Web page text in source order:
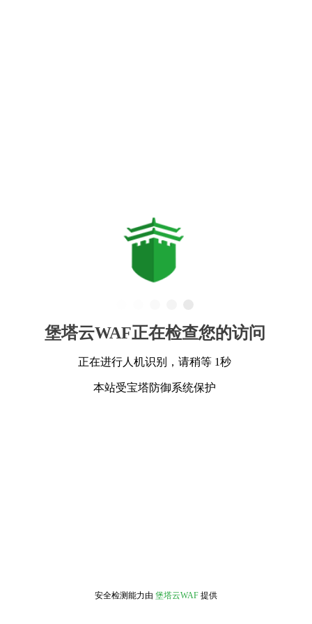
堡塔云WAF正在检查您的访问
正在进行人机识别，请稍等 1秒
本站受宝塔防御系统保护
安全检测能力由 堡塔云WAF 提供